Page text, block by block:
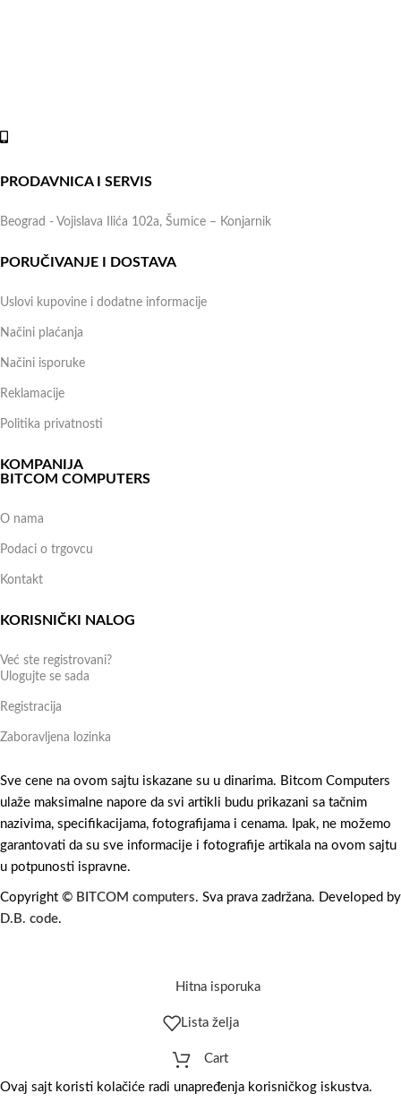
+381 (69) 767-202
PRODAVNICA I SERVIS
Beograd - Vojislava Ilića 102a, Šumice – Konjarnik
PORUČIVANJE I DOSTAVA
Uslovi kupovine i dodatne informacije
Načini plaćanja
Načini isporuke
Reklamacije
Politika privatnosti
KOMPANIJA
BITCOM COMPUTERS
O nama
Podaci o trgovcu
Kontakt
KORISNIČKI NALOG
Već ste registrovani?
Ulogujte se sada
Registracija
Zaboravljena lozinka
Sve cene na ovom sajtu iskazane su u dinarima. Bitcom Computers
ulaže maksimalne napore da svi artikli budu prikazani sa tačnim
nazivima, specifikacijama, fotografijama i cenama. Ipak, ne možemo
garantovati da su sve informacije i fotografije artikala na ovom sajtu
u potpunosti ispravne.
Copyright © BITCOM computers. Sva prava zadržana. Developed by
D.B. code.
Hitna isporuka
Lista želja
Cart
Ovaj sajt koristi kolačiće radi unapređenja korisničkog iskustva.